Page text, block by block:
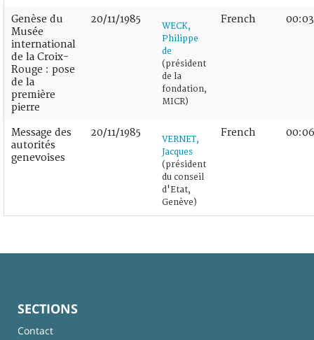
Genèse du
Musée
international
de la Croix-
Rouge : pose
de la
première
pierre
20/11/1985
WECK,
Philippe
de
(président
de la
fondation,
MICR)
French
Message des
autorités
genevoises
20/11/1985
VERNET,
Jacques
(président
du conseil
d'Etat,
Genève)
French
SECTIONS
Contact